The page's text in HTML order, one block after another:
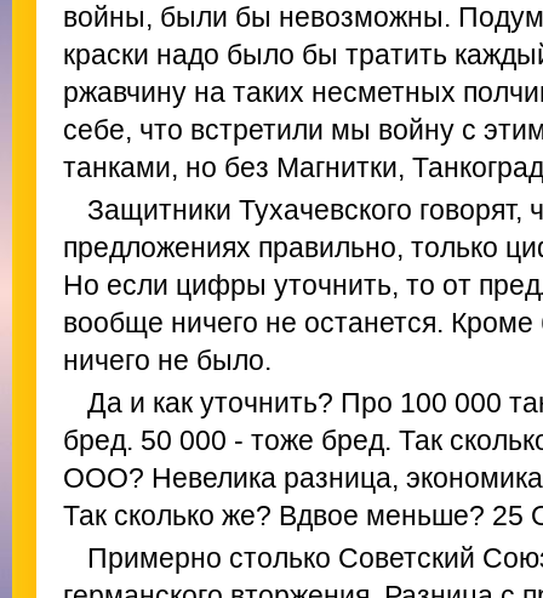
войны, были бы невозможны.
краски надо было бы тратить
ржавчину на таких несметных
себе, что встретили мы войну с
танками, но без Магнитки,
Защитники Тухачевского говорят,
предложениях правильно, только
Но если цифры уточнить, то от
вообще ничего не останется.
ничего не было.
Да и как уточнить? Про 100 000
бред. 50 000 - тоже бред. Так
ООО? Невелика разница,
Так сколько же? Вдвое меньше?
Примерно столько Советский